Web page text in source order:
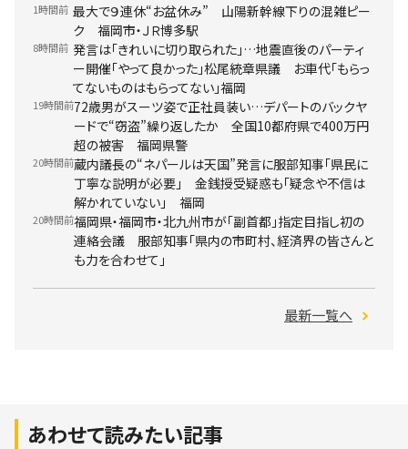
1時間前 最大で９連休“お盆休み” 山陽新幹線下りの混雑ピー
ク 福岡市・ＪＲ博多駅
8時間前 発言は「きれいに切り取られた」…地震直後のパーティ
ー開催「やって良かった」松尾統章県議 お車代「もらっ
てないものはもらってない」福岡
19時間前72歳男がスーツ姿で正社員装い…デパートのバックヤ
ードで“窃盗”繰り返したか 全国10都府県で400万円
超の被害 福岡県警
20時間前蔵内議長の“ネパールは天国”発言に服部知事「県民に
丁寧な説明が必要」 金銭授受疑惑も「疑念や不信は
解かれていない」 福岡
20時間前福岡県・福岡市・北九州市が「副首都」指定目指し初の
連絡会議 服部知事「県内の市町村、経済界の皆さんと
も力を合わせて」
最新一覧へ
あわせて読みたい記事